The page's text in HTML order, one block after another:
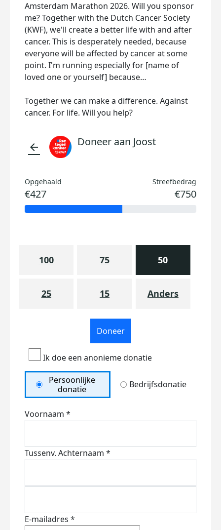
Amsterdam Marathon 2026. Will you sponsor
me? Together with the Dutch Cancer Society
(KWF), we'll create a better life with and after
cancer. This is desperately needed, because
everyone will be affected by cancer at some
point. I'm running especially for [name of
loved one or yourself] because…
Together we can make a difference. Against
cancer. For life. Will you help?
arrow_back Doneer aan Joost
Opgehaald
€427
Streefbedrag
€750
100 75 50
25 15 Anders
Doneer
Ik doe een anonieme donatie
Persoonlijke
donatie
Bedrijfsdonatie
Voornaam *
Tussenv. Achternaam *
E-mailadres *